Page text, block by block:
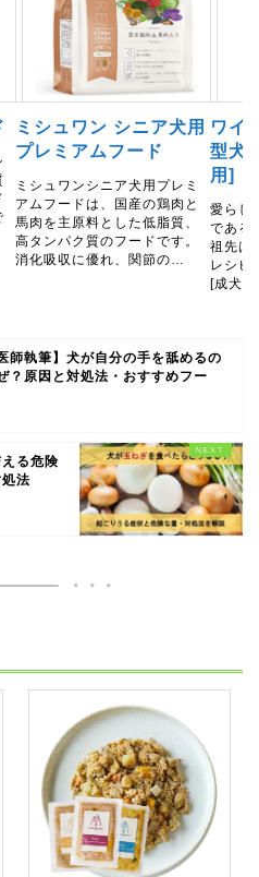
ミシュワン シニア犬用
プレミアムフード
ミシュワンシニア犬用プレミ
アムフードは、国産の鶏肉と
馬肉を主原料とした低脂質、
高タンパク質のフードです。
消化吸収に優れ、関節の…
ワイ
型犬
用]
愛らし
である
祖先は
レシピ
[成犬
師執筆】犬が自分の手を舐めるの
？原因と対処法・おすすめフー
える危険
法